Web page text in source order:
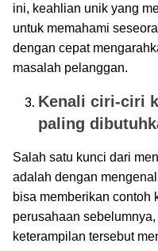
ini, keahlian unik yang
untuk memahami
dengan cepat
masalah pelanggan.
Kenali ciri-ciri
paling
Salah satu kunci dari
adalah dengan
bisa memberikan contoh
perusahaan
keterampilan tersebut